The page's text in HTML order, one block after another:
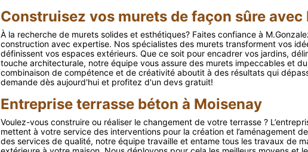
Construisez vos murets de façon sûre avec
À la recherche de murets solides et esthétiques? Faites confiance à
construction avec expertise. Nos spécialistes des murets transforment vos
définissent vos espaces extérieurs. Que ce soit pour encadrer vos jardins,
touche architecturale, notre équipe vous assure des murets impeccables et
combinaison de compétence et de créativité aboutit à des résultats qui
demande dès aujourd'hui et profitez d'un devs gratuit!
Entreprise terrasse béton à Moisenay
Voulez-vous construire ou réaliser le changement de votre terrasse ?
mettent à votre service des interventions pour la création et l’aménagement
des services de qualité, notre équipe travaille et entame tous les travaux de